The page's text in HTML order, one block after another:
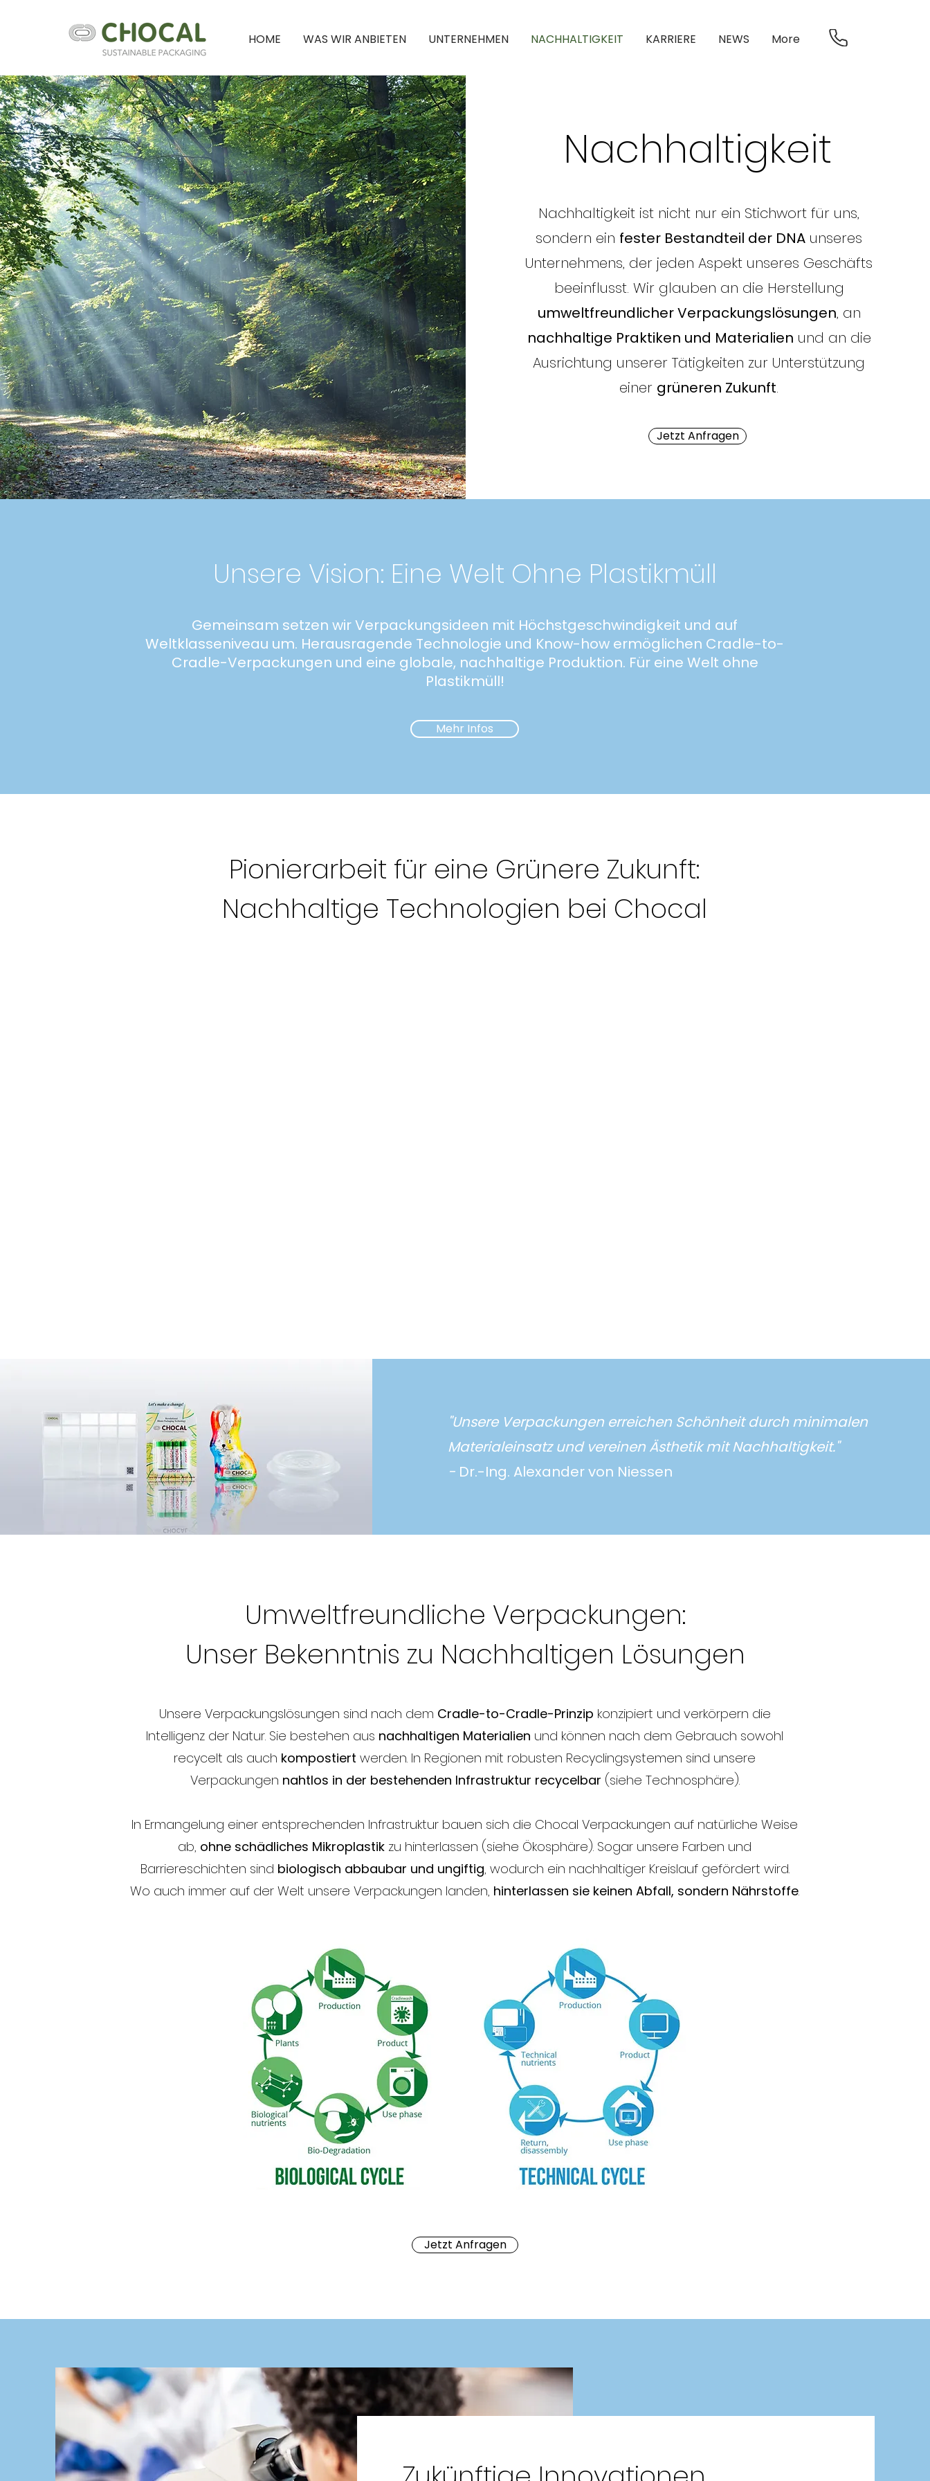
HOME WAS WIR ANBIETEN UNTERNEHMEN NACHHALTIGKEIT KARRIERE NEWS More
Nachhaltigkeit
Nachhaltigkeit ist nicht nur ein Stichwort für uns,
sondern ein fester Bestandteil der DNA unseres
Unternehmens, der jeden Aspekt unseres Geschäfts
beeinflusst. Wir glauben an die Herstellung
umweltfreundlicher Verpackungslösungen, an
nachhaltige Praktiken und Materialien und an die
Ausrichtung unserer Tätigkeiten zur Unterstützung
einer grüneren Zukunft.
Jetzt Anfragen
Unsere Vision: Eine Welt Ohne Plastikmüll
Gemeinsam setzen wir Verpackungsideen mit Höchstgeschwindigkeit und auf
Weltklasseniveau um. Herausragende Technologie und Know-how ermöglichen Cradle-to-
Cradle-Verpackungen und eine globale, nachhaltige Produktion. Für eine Welt ohne
Plastikmüll!
Mehr Infos
Pionierarbeit für eine Grünere Zukunft:
Nachhaltige Technologien bei Chocal
"Unsere Verpackungen erreichen Schönheit durch minimalen
Materialeinsatz und vereinen Ästhetik mit Nachhaltigkeit."
-Dr.-Ing. Alexander von Niessen
Umweltfreundliche Verpackungen:
Unser Bekenntnis zu Nachhaltigen Lösungen
Unsere Verpackungslösungen sind nach dem Cradle-to-Cradle-Prinzip konzipiert und verkörpern die
Intelligenz der Natur. Sie bestehen aus nachhaltigen Materialien und können nach dem Gebrauch sowohl
recycelt als auch kompostiert werden. In Regionen mit robusten Recyclingsystemen sind unsere
Verpackungen nahtlos in der bestehenden Infrastruktur recycelbar (siehe Technosphäre).
In Ermangelung einer entsprechenden Infrastruktur bauen sich die Chocal Verpackungen auf natürliche Weise
ab, ohne schädliches Mikroplastik zu hinterlassen (siehe Ökosphäre). Sogar unsere Farben und
Barriereschichten sind biologisch abbaubar und ungiftig, wodurch ein nachhaltiger Kreislauf gefördert wird.
Wo auch immer auf der Welt unsere Verpackungen landen, hinterlassen sie keinen Abfall, sondern Nährstoffe.
Jetzt Anfragen